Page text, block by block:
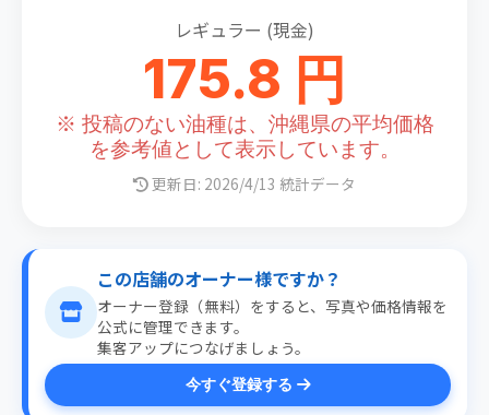
レギュラー (現金)
175.8 円
※ 投稿のない油種は、沖縄県の平均価格
を参考値として表示しています。
更新日: 2026/4/13 統計データ
この店舗のオーナー様ですか？
オーナー登録（無料）をすると、写真や価格情報を
公式に管理できます。
集客アップにつなげましょう。
今すぐ登録する